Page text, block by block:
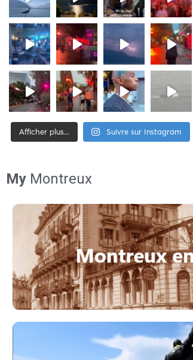
Afficher plus... Suivre sur Instagram
My Montreux